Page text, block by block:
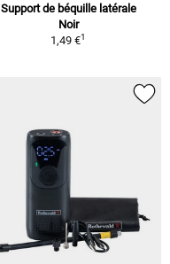
Support de béquille latérale
Noir
1,49 €1